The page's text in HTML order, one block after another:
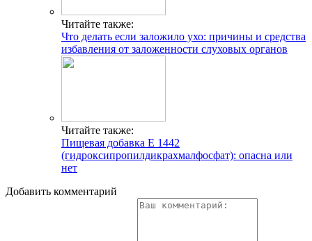
Читайте также:
Что делать если заложило ухо: причины и средства
избавления от заложенности слуховых органов
Читайте также:
Пищевая добавка Е 1442
(гидроксипропилдикрахмалфосфат): опасна или
нет
Добавить комментарий